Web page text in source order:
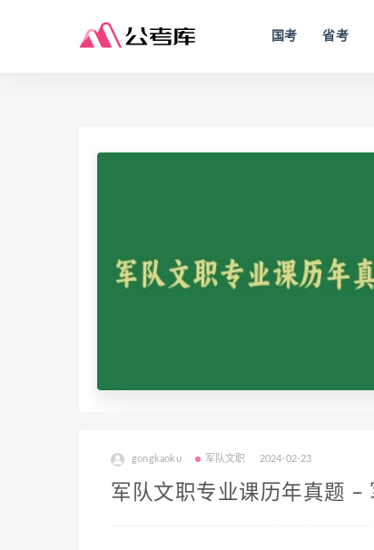
国考 省考
gongkaoku 军队文职 2024-02-23
军队文职专业课历年真题 –